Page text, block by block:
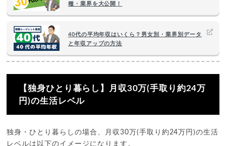
種・業界を大公開！
40代の平均年収はいくら？男女別・業界別データ
と年収アップの方法
【独身ひとり暮らし】月収30万(手取り約24万
円)の生活レベル
独身・ひとり暮らしの場合、月収30万(手取り約24万円)の生活
レベルは以下のイメージになります。